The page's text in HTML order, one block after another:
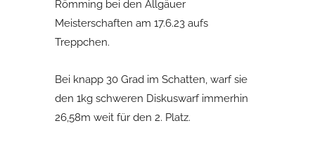
Römming bei den Allgäuer
Meisterschaften am 17.6.23 aufs
Treppchen.
Bei knapp 30 Grad im Schatten, warf sie
den 1kg schweren Diskuswarf immerhin
26,58m weit für den 2. Platz.